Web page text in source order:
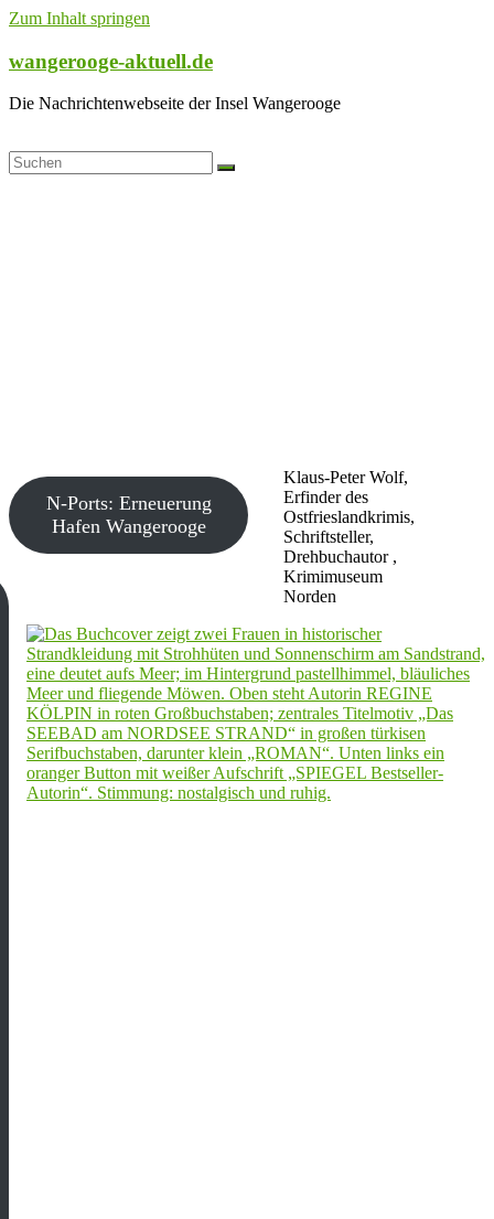
Zum Inhalt springen
wangerooge-aktuell.de
Die Nachrichtenwebseite der Insel Wangerooge
Klaus-Peter Wolf,
Erfinder des
Ostfrieslandkrimis,
Schriftsteller,
Drehbuchautor ,
Krimimuseum
Norden
N-Ports: Erneuerung
Hafen Wangerooge